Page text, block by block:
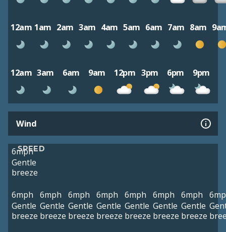
12am 1am 2am 3am 4am 5am 6am 7am 8am
12am 3am 6am 9am 12pm 3pm 6pm 9pm
Wind
SPEED
6mph
Gentle
breeze
6mph
Gentle
breeze
6mph
Gentle
breeze
6mph
Gentle
breeze
6mph
Gentle
breeze
6mph
Gentle
breeze
6mph
Gentle
breeze
6mph
Gentle
breeze